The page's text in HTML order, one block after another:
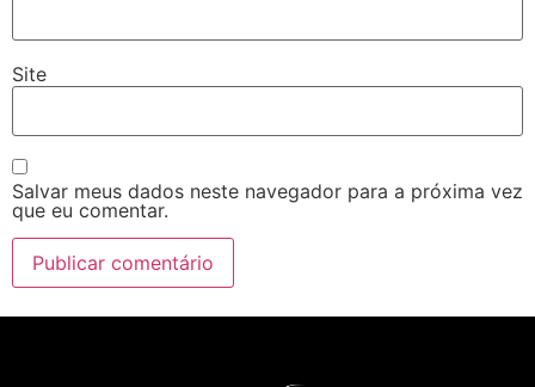
Site
Salvar meus dados neste navegador para a próxima vez
que eu comentar.